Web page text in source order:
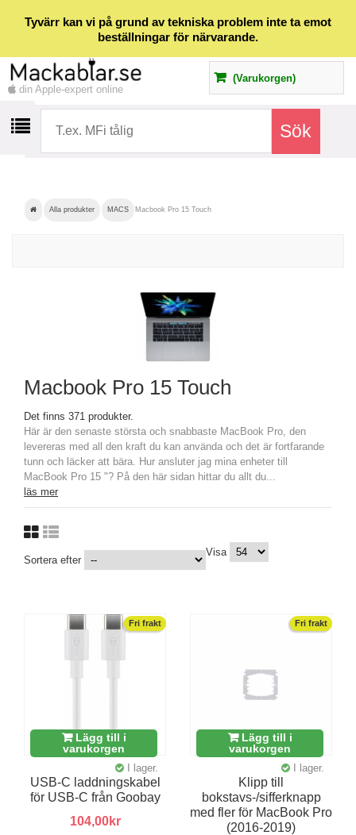
Tyvärr kan vi på grund av tekniska problem inte ta emot
beställningar för närvarande.
din Apple-expert online
(Varukorgen)
Alla produkter MACS Macbook Pro 15 Touch
Macbook Pro 15 Touch
Det finns 371 produkter.
Här är den senaste största och snabbaste MacBook Pro, den
levereras med all den kraft du kan använda och det är fortfarande
tunn och läcker att bära. Hur ansluter jag mina enheter till
MacBook Pro 15 "? På den här sidan hittar du allt du...
läs mer
Sortera efter
Visa
Fri frakt
Lägg till i
varukorgen
I lager.
USB-C laddningskabel
för USB-C från Goobay
104,00kr
Fri frakt
Lägg till i
varukorgen
I lager.
Klipp till
bokstavs-/sifferknapp
med fler för MacBook Pro
(2016-2019)